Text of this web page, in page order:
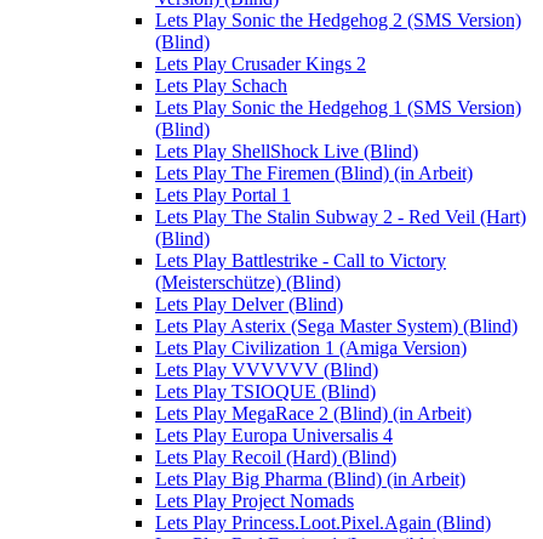
Lets Play Sonic the Hedgehog 2 (SMS Version)
(Blind)
Lets Play Crusader Kings 2
Lets Play Schach
Lets Play Sonic the Hedgehog 1 (SMS Version)
(Blind)
Lets Play ShellShock Live (Blind)
Lets Play The Firemen (Blind) (in Arbeit)
Lets Play Portal 1
Lets Play The Stalin Subway 2 - Red Veil (Hart)
(Blind)
Lets Play Battlestrike - Call to Victory
(Meisterschütze) (Blind)
Lets Play Delver (Blind)
Lets Play Asterix (Sega Master System) (Blind)
Lets Play Civilization 1 (Amiga Version)
Lets Play VVVVVV (Blind)
Lets Play TSIOQUE (Blind)
Lets Play MegaRace 2 (Blind) (in Arbeit)
Lets Play Europa Universalis 4
Lets Play Recoil (Hard) (Blind)
Lets Play Big Pharma (Blind) (in Arbeit)
Lets Play Project Nomads
Lets Play Princess.Loot.Pixel.Again (Blind)